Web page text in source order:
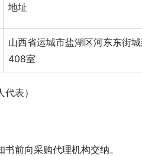
地址
山西省运城市盐湖区河东东街
408室
表）
前向采购代理机构交纳。